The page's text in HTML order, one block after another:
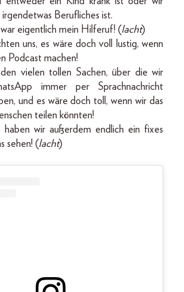
irgendetwas Berufliches ist.
eigentlich mein Hilferuf! (lacht)
uns, es wäre doch voll lustig, wenn
Podcast machen!
vielen tollen Sachen, über die wir
immer per Sprachnachricht
und es wäre doch toll, wenn wir das
teilen könnten!
haben wir außerdem endlich ein fixes
sehen! (lacht)